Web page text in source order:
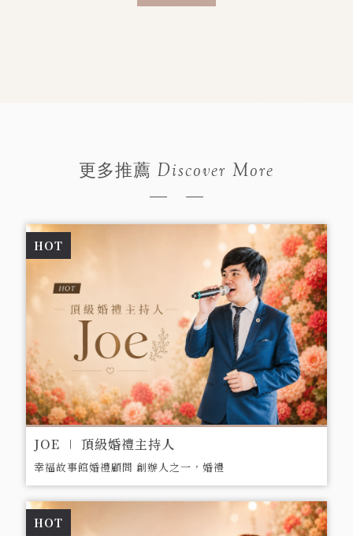
更多推薦 Discover More
HOT
JOE ∣ 頂級婚禮主持人
幸福故事館婚禮顧問 創辦人之一，婚禮
顧問&婚禮主持經歷14年，執行超過
1,000場以上婚禮。擁有媒體採訪、舞台
劇、戲劇、配音資歷，倍受新人推薦與好
HOT